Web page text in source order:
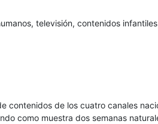
televisión, contenidos
contenidos de los cuatro canales
como muestra dos semanas